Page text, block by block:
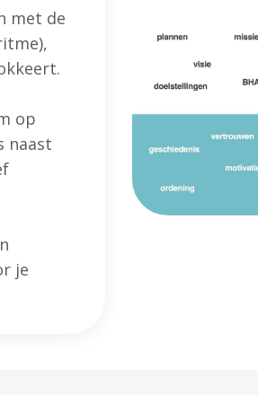
met de
op
naast
je